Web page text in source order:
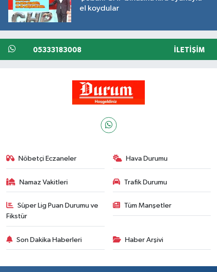
el koydular
05333183008 İLETIŞIM
Nöbetçi Eczaneler Hava Durumu
Namaz Vakitleri Trafik Durumu
Süper Lig Puan Durumu ve
Fikstür
Tüm Manşetler
Son Dakika Haberleri Haber Arşivi